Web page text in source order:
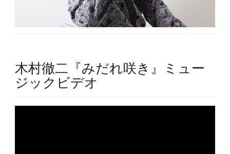
木村徹二『みだれ咲き』ミュー
ジックビデオ